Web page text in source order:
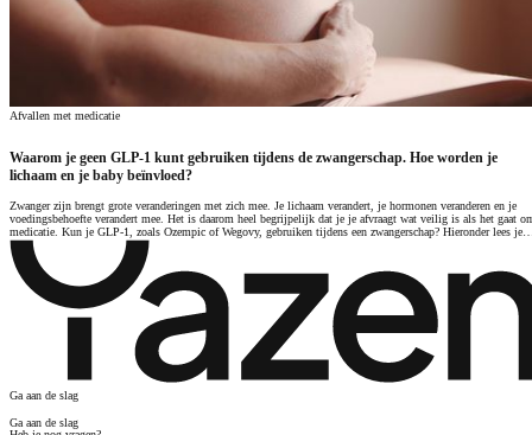
Afvallen met medicatie
Waarom je geen GLP-1 kunt gebruiken tijdens de zwangerschap. Hoe worden je
lichaam en je baby beïnvloed?
Zwanger zijn brengt grote veranderingen met zich mee. Je lichaam verandert, je hormonen veranderen en je
voedingsbehoefte verandert mee. Het is daarom heel begrijpelijk dat je je afvraagt wat veilig is als het gaat
medicatie. Kun je GLP-1, zoals Ozempic of Wegovy, gebruiken tijdens een zwangerschap? Hieronder lees je
wat de wetenschap zegt, waarom de behandeling niet wordt aanbevolen en welke adviezen gelden bij een
zwangerschap of zwangerschapswens.
Ga aan de slag
Ga aan de slag